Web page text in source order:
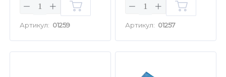
Артикул: 01259 Артикул: 01257